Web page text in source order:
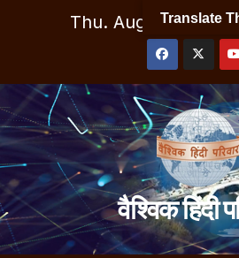
Thu. Aug 6th, 2026
वैश्विक हिंदी
Translate